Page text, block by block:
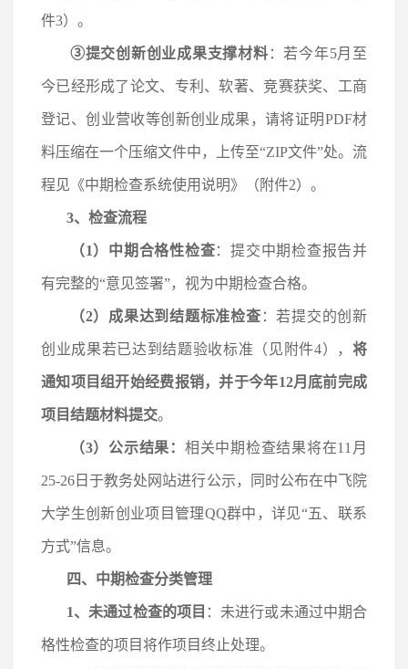
件3）。
③提交创新创业成果支撑材料 ：若今年5月至
今已经形成了论文、专利、软著、竞赛获奖、工商
登记、创业营收等创新创业成果，请将证明PDF材
料压缩在一个压缩文件中，上传至“ZIP文件”处。流
程见《中期检查系统使用说明》（附件2）。
3、检查流程
（1）中期合格性检查：提交中期检查报告并
有完整的“意见签署”，视为中期检查合格。
（2） 成果达到结题标准检查 ：若提交的创新
创业成果若已达到结题验收标准 （见附件4），将
通知项目组开始经费报销，并于今年12月底前完成
项目结题材料提交。
（3）公示结果： 相关中期检查结果将在11月
25-26日于教务处网站进行公示 ，同时公布在中飞院
大学生创新创业项目管理QQ群中，详见“五、联系
方式”信息。
四、中期检查分类管理
1、未通过检查的项目 ：未进行或未通过中期合
格性检查的项目将作项目终止处理。